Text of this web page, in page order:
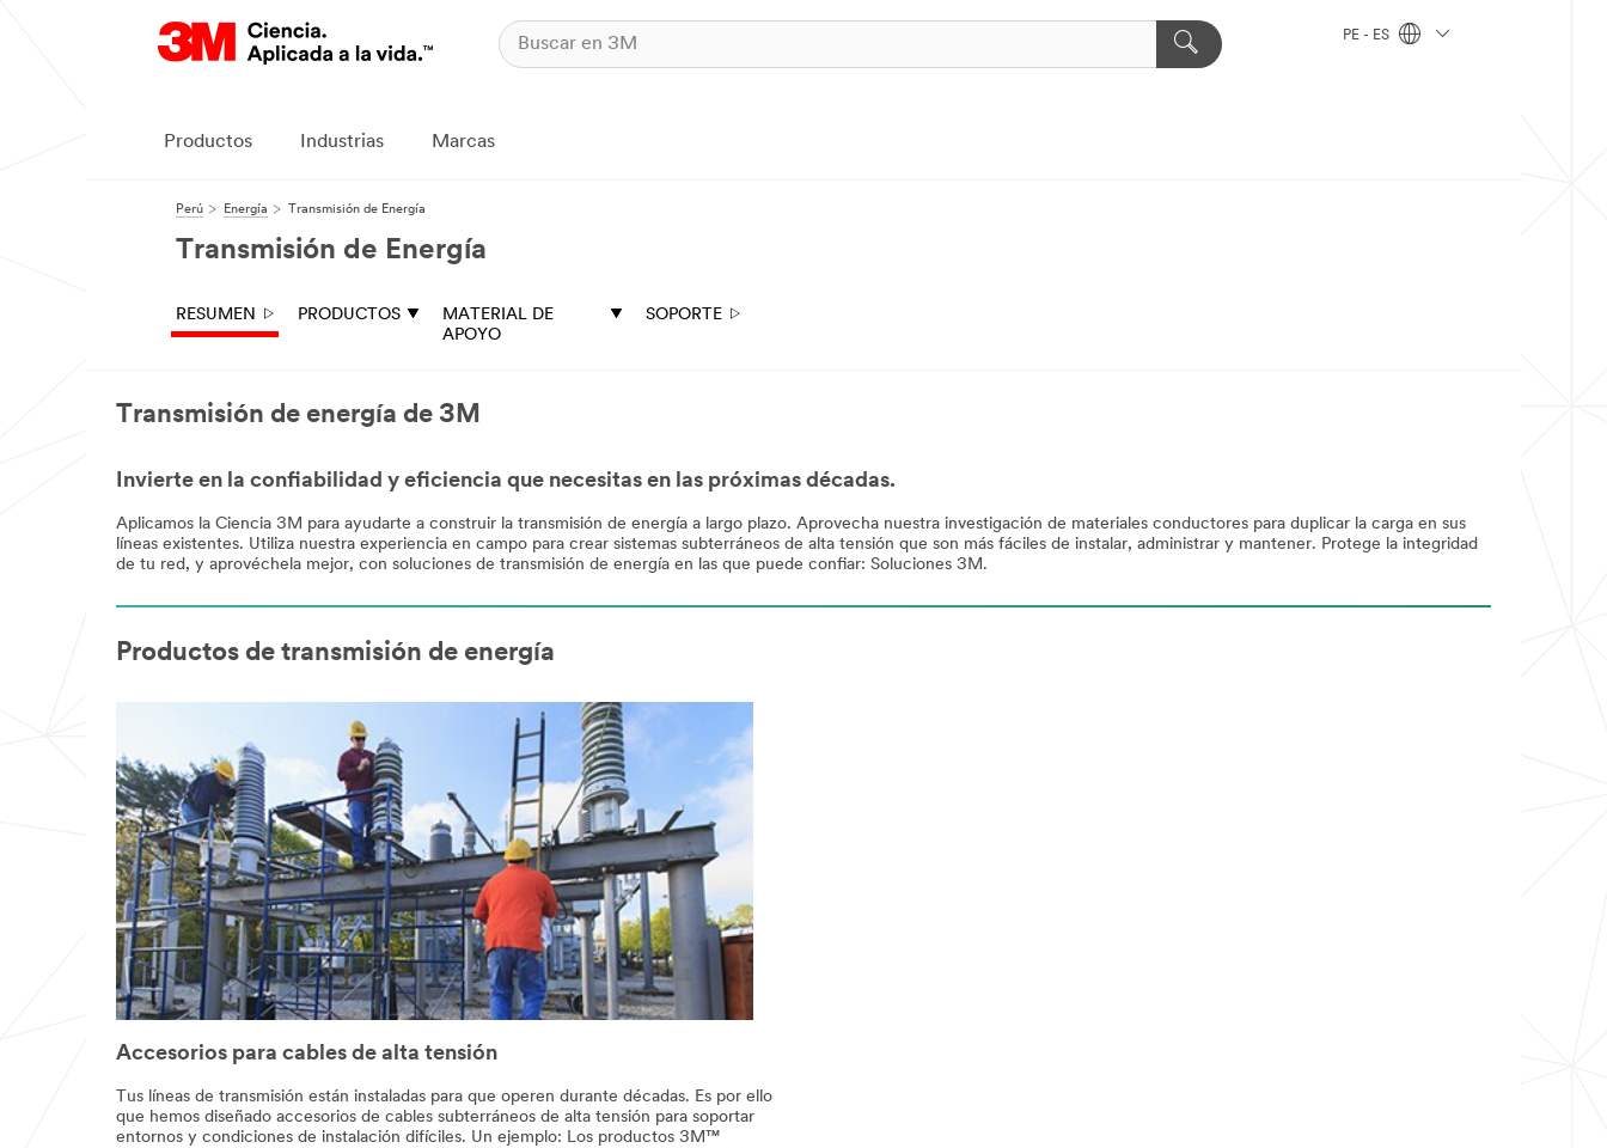
PE - ES
Productos Industrias Marcas
Perú Energía Transmisión de Energía
Transmisión de Energía
RESUMEN PRODUCTOS
MATERIAL DE
APOYO
SOPORTE
Transmisión de energía de 3M
Invierte en la confiabilidad y eficiencia que necesitas en las próximas décadas.
Aplicamos la Ciencia 3M para ayudarte a construir la transmisión de energía a largo plazo. Aprovecha nuestra investigación de materiales conductores para duplicar la carga en sus
líneas existentes. Utiliza nuestra experiencia en campo para crear sistemas subterráneos de alta tensión que son más fáciles de instalar, administrar y mantener. Protege la integridad
de tu red, y aprovéchela mejor, con soluciones de transmisión de energía en las que puede confiar: Soluciones 3M.
Productos de transmisión de energía
Accesorios para cables de alta tensión
Tus líneas de transmisión están instaladas para que operen durante décadas. Es por ello
que hemos diseñado accesorios de cables subterráneos de alta tensión para soportar
entornos y condiciones de instalación difíciles. Un ejemplo: Los productos 3M™